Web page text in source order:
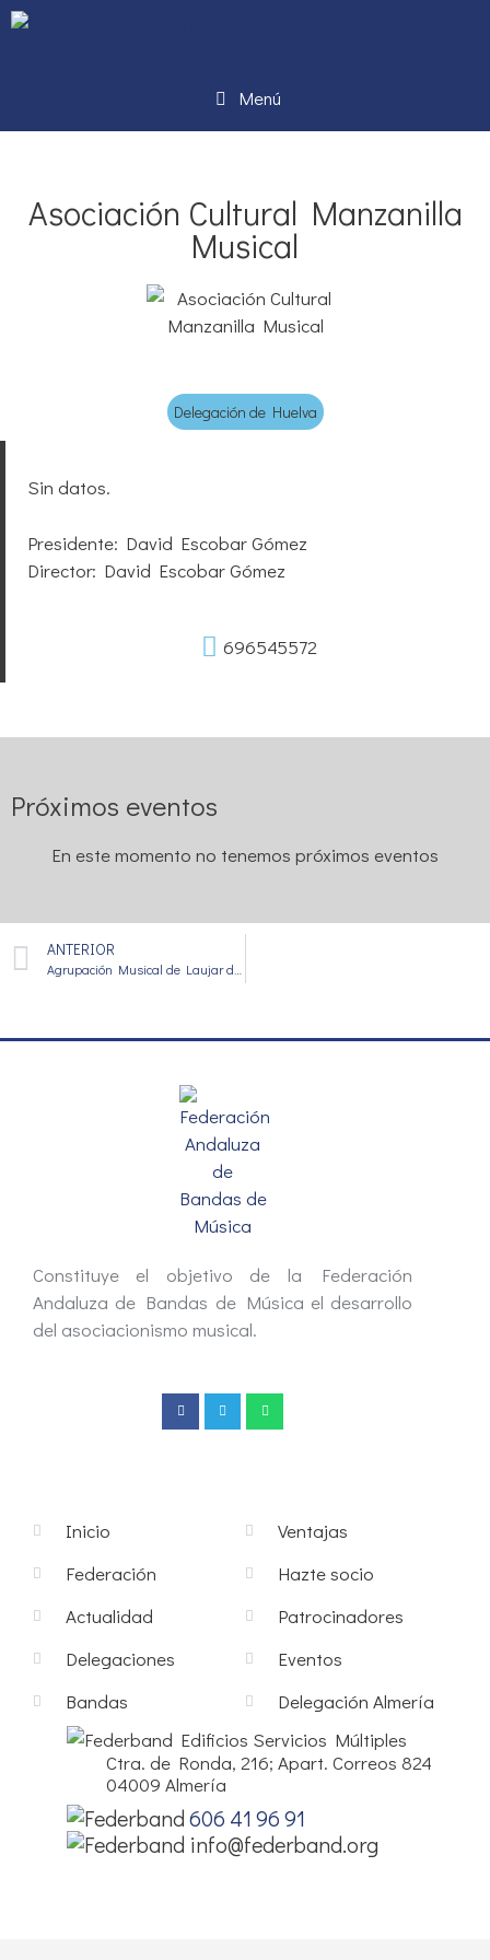
Menú
Asociación Cultural Manzanilla
Musical
Delegación de Huelva
Sin datos.
Presidente: David Escobar Gómez
Director: David Escobar Gómez
696545572
Próximos eventos
En este momento no tenemos próximos eventos
ANTERIOR
Agrupación Musical de Laujar de Andarax
Constituye el objetivo de la Federación
Andaluza de Bandas de Música el desarrollo
del asociacionismo musical.
Inicio
Federación
Actualidad
Delegaciones
Bandas
Ventajas
Hazte socio
Patrocinadores
Eventos
Delegación Almería
Edificios Servicios Múltiples
Ctra. de Ronda, 216; Apart. Correos 824
04009 Almería
606 41 96 91
info@federband.org